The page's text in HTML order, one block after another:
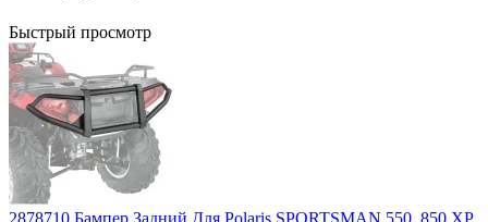
Быстрый просмотр
2878710 Бампер Задний Для Polaris SPORTSMAN 550, 850 XP